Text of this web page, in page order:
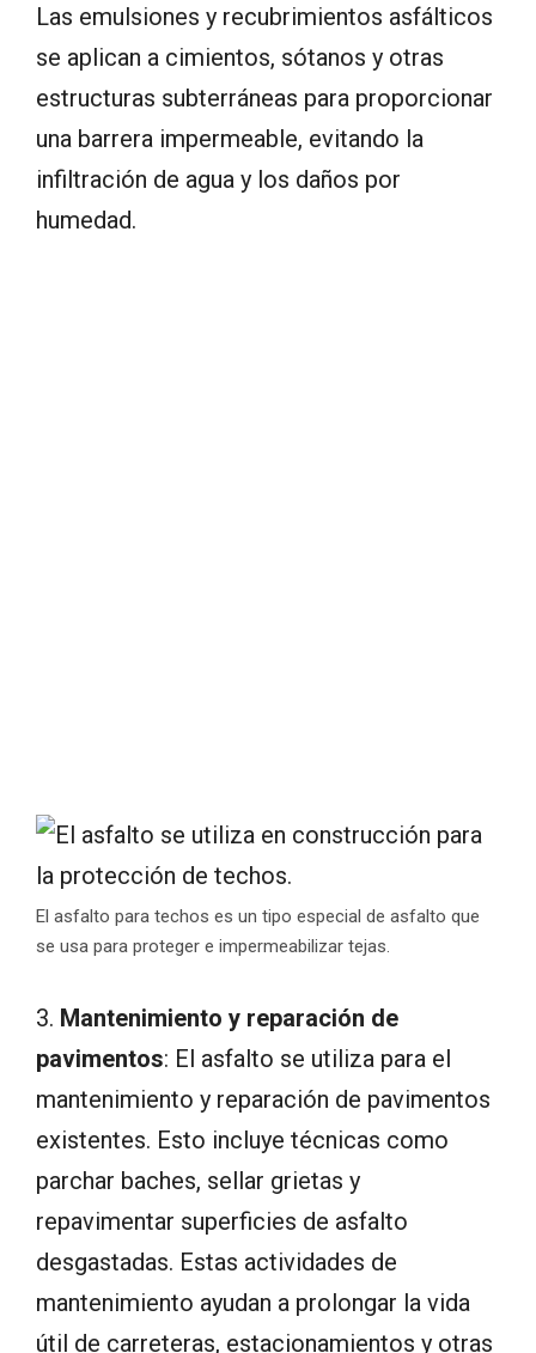
Las emulsiones y recubrimientos asfálticos
se aplican a cimientos, sótanos y otras
estructuras subterráneas para proporcionar
una barrera impermeable, evitando la
infiltración de agua y los daños por
humedad.
El asfalto para techos es un tipo especial de asfalto que
se usa para proteger e impermeabilizar tejas.
3. Mantenimiento y reparación de
pavimentos: El asfalto se utiliza para el
mantenimiento y reparación de pavimentos
existentes. Esto incluye técnicas como
parchar baches, sellar grietas y
repavimentar superficies de asfalto
desgastadas. Estas actividades de
mantenimiento ayudan a prolongar la vida
útil de carreteras, estacionamientos y otras